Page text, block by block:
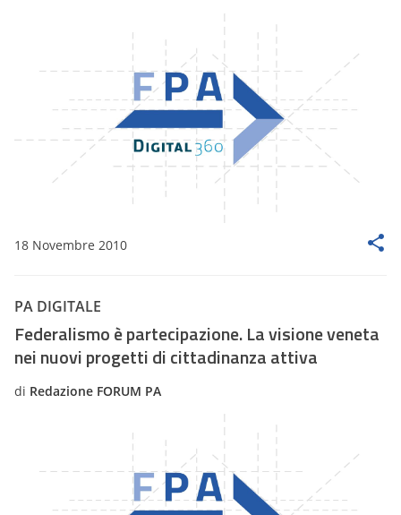
18 Novembre 2010
PA DIGITALE
Federalismo è partecipazione. La visione veneta
nei nuovi progetti di cittadinanza attiva
di Redazione FORUM PA